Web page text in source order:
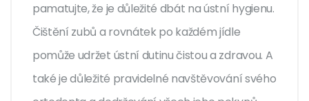
pamatujte, že je důležité dbát na ústní hygienu.
Čištění zubů a rovnátek po každém jídle
pomůže udržet ústní dutinu čistou a zdravou. A
také je důležité pravidelné navštěvování svého